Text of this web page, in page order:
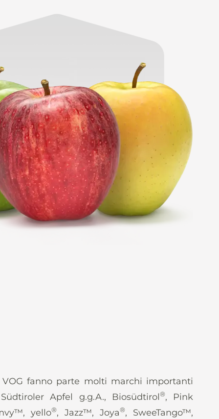
VOG fanno parte molti marchi importanti
Apfel g.g.A., Biosüdtirol®, Pink
yello®, Jazz™, Joya®, SweeTango™,